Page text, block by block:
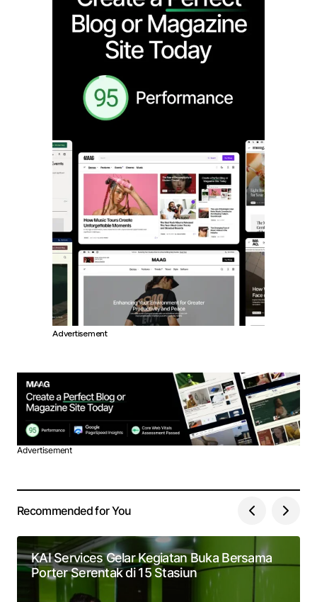
Advertisement
Advertisement
Recommended for You
KAI Services Gelar Kegiatan Buka Bersama
Porter Serentak di 15 Stasiun